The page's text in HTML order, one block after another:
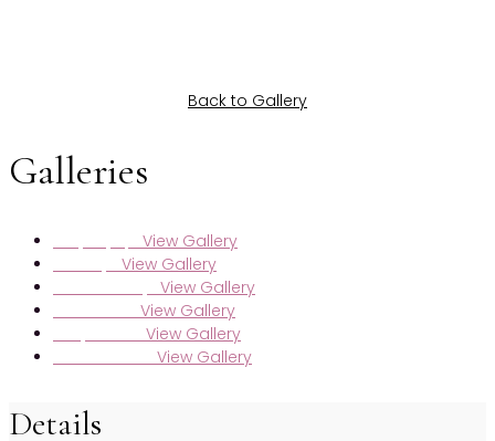
Back to Gallery
Galleries
View Gallery
View Gallery
View Gallery
View Gallery
View Gallery
View Gallery
Details